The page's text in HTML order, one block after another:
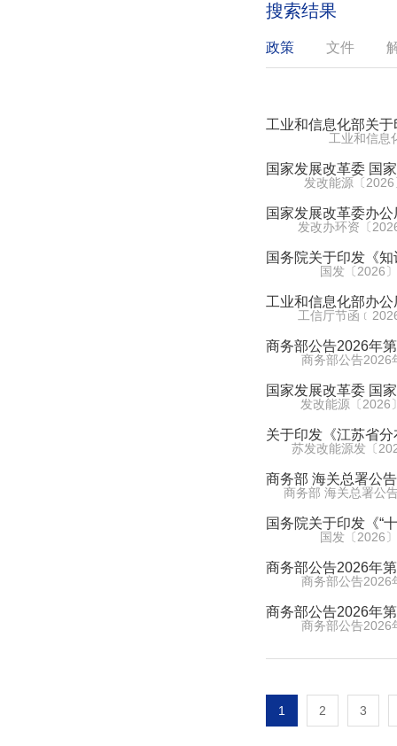
搜索结果
政策 文件
工业和信息化部关
工业和信息
国家发展改革委 国
发改能源〔
国家发展改革委办
发改办环资〔
国务院关于印发《
国发〔2026
工业和信息化部办
工信厅节函
商务部公告2026年
商务部公告2026
国家发展改革委 国
发改能源〔2026
关于印发《江苏省
苏发改能源发〔
商务部 海关总署公
国务院关于印发《“
国发〔2026
商务部公告2026年
商务部公告2026
商务部公告2026年
商务部公告2026
1 2 3